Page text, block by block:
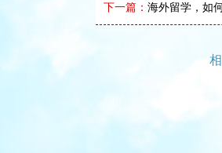
下一篇： 海外留学，如